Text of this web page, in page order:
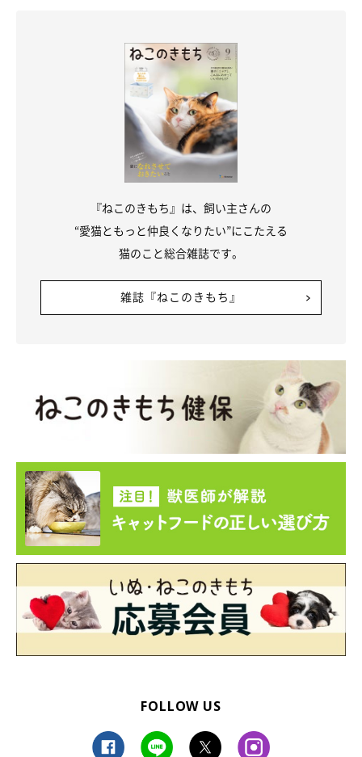
ねこのきもち投稿写真ギャラリー
被毛の色は単色、二毛、三毛、パーティーカラーなどバラエティ
豊富。以前はショートヘアしか認められていませんでしたが、現
在ではロングヘアも認められています。スラリとした体型に加え
備えているでしょう。
ジャパニーズ・ボブテイルの特徴と飼い方 可
愛い画像いっぱい｜ねこのきもち 猫図鑑
ジャパニーズ・ボブテイルの特徴（性格、大きさ、毛色の種類、価
格相場、心配な病気）や飼い方（食事、病気対策、お手入れ方法）
について詳しく解説しています。ジャパニーズ・ボブテイルのかわ
いい画像などもたくさん掲載していますので、ジャパニーズ・ボブ
テイルを飼いたいという方は参考にしてみてください。
シンガプーラ（シンガポール）
『ねこのきもち』は、飼い主さんの
“愛猫ともっと仲良くなりたい”にこたえる
猫のこと総合雑誌です。
雑誌『ねこのきもち』
FOLLOW US